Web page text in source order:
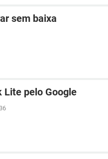
sem baixa
Lite pelo Google